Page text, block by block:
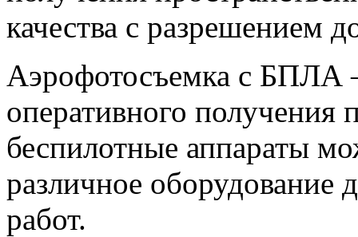
качества с разрешением
Аэрофотосъемка с БПЛА
оперативного
беспилотные аппараты
различное оборудование
работ.